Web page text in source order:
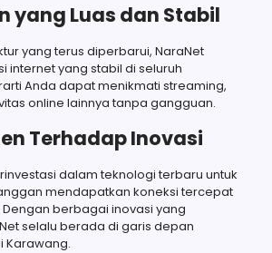
yang Luas dan Stabil
yang terus diperbarui, NaraNet
internet yang stabil di seluruh
Anda dapat menikmati streaming,
online lainnya tanpa gangguan.
Terhadap Inovasi
dalam teknologi terbaru untuk
mendapatkan koneksi tercepat
berbagai inovasi yang
selalu berada di garis depan
Karawang.